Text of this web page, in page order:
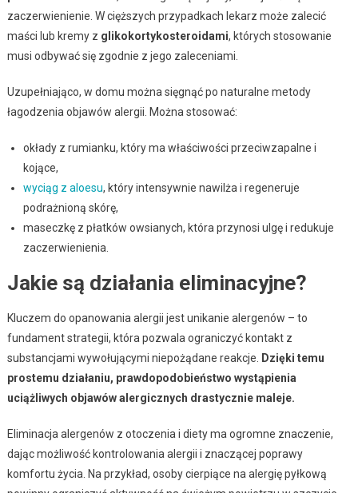
zaczerwienienie. W cięższych przypadkach lekarz może zalecić
maści lub kremy z glikokortykosteroidami, których stosowanie
musi odbywać się zgodnie z jego zaleceniami.
Uzupełniająco, w domu można sięgnąć po naturalne metody
łagodzenia objawów alergii. Można stosować:
okłady z rumianku, który ma właściwości przeciwzapalne i
kojące,
wyciąg z aloesu, który intensywnie nawilża i regeneruje
podrażnioną skórę,
maseczkę z płatków owsianych, która przynosi ulgę i redukuje
zaczerwienienia.
Jakie są działania eliminacyjne?
Kluczem do opanowania alergii jest unikanie alergenów – to
fundament strategii, która pozwala ograniczyć kontakt z
substancjami wywołującymi niepożądane reakcje.
Dzięki temu
prostemu działaniu, prawdopodobieństwo wystąpienia
uciążliwych objawów alergicznych drastycznie maleje.
Eliminacja alergenów z otoczenia i diety ma ogromne znaczenie,
dając możliwość kontrolowania alergii i znaczącej poprawy
komfortu życia. Na przykład, osoby cierpiące na alergię pyłkową